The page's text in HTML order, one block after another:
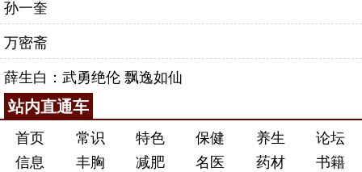
孙一奎
万密斋
薛生白：武勇绝伦 飘逸如仙
站内直通车
首页 常识 特色 保健 养生
论坛
信息
丰胸 减肥 名医 药材
书籍